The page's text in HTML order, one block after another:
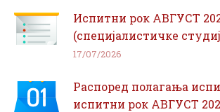
Испитни рок АВГУСТ
(специјалистичке
17/07/2026
Распоред полагања
испитни рок АВГУСТ